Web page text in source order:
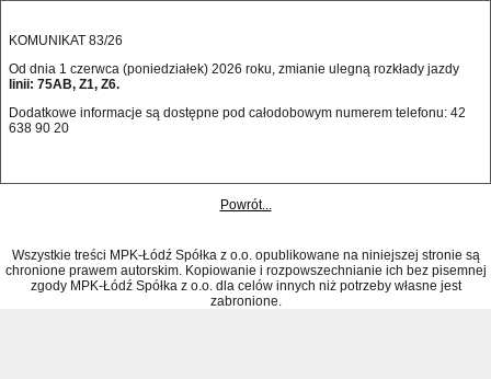
KOMUNIKAT 83/26
Od dnia 1 czerwca (poniedziałek) 2026 roku, zmianie ulegną rozkłady jazdy
linii: 75AB, Z1, Z6.
Dodatkowe informacje są dostępne pod całodobowym numerem telefonu: 42
638 90 20
Powrót...
Wszystkie treści MPK-Łódź Spółka z o.o. opublikowane na niniejszej stronie są
chronione prawem autorskim. Kopiowanie i rozpowszechnianie ich bez pisemnej
zgody MPK-Łódź Spółka z o.o. dla celów innych niż potrzeby własne jest
zabronione.